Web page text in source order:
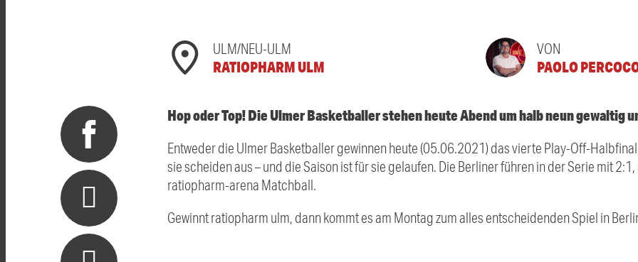
ULM/NEU-ULM
RATIOPHARM ULM
VON
PAOLO
Hop oder Top! Die Ulmer Basketballer stehen heute Abend um halb neun gewaltig
Entweder die Ulmer Basketballer gewinnen heute (05.06.2021) das vierte Play-Off-
sie scheiden aus – und die Saison ist für sie gelaufen. Die Berliner führen in der Serie mit
ratiopharm-arena Matchball.
Gewinnt ratiopharm ulm, dann kommt es am Montag zum alles entscheidenden Spiel in